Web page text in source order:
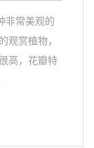
非常美观的
观赏植物，
高，花瓣特